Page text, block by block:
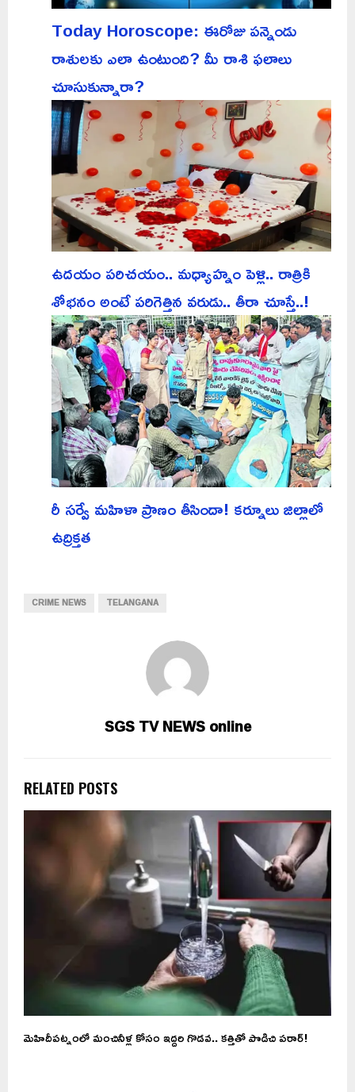
Today Horoscope: ఈరోజు పన్నెండు
రాశులకు ఎలా ఉంటుంది? మీ రాశి ఫలాలు
చూసుకున్నారా?
ఉదయం పరిచయం.. మధ్యాహ్నం పెళ్లి.. రాత్రికి
శోభనం అంటే పరిగెత్తిన వరుడు.. తీరా చూస్తే..!
రీ సర్వే మహిళా ప్రాణం తీసిందా! కర్నూలు జిల్లాలో
ఉద్రిక్తత
CRIME NEWS TELANGANA
SGS TV NEWS online
RELATED POSTS
మెహిదీప‌ట్నంలో మంచినీళ్ల కోసం ఇద్దరి గొడవ.. కత్తితో పొడిచి పరార్‌!